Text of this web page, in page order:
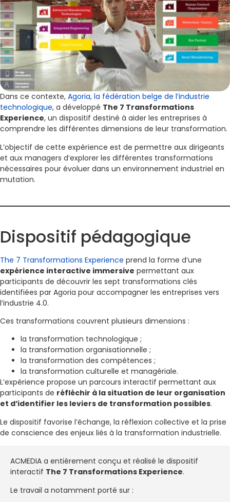
Dans ce contexte, Agoria, la fédération belge de l’industrie
technologique, a développé The 7 Transformations
Experience, un dispositif destiné à aider les entreprises à
comprendre les différentes dimensions de leur transformation.
L’objectif de cette expérience est de permettre aux dirigeants
et aux managers d’explorer les différentes transformations
nécessaires pour évoluer dans un environnement industriel en
mutation.
Dispositif pédagogique
The 7 Transformations Experience prend la forme d’une
expérience interactive immersive permettant aux
participants de découvrir les sept transformations clés
identifiées par Agoria pour accompagner les entreprises vers
l’industrie 4.0.
Ces transformations couvrent plusieurs dimensions :
la transformation technologique ;
la transformation organisationnelle ;
la transformation des compétences ;
la transformation culturelle et managériale.
L’expérience propose un parcours interactif permettant aux
participants de réfléchir à la situation de leur organisation
et d’identifier les leviers de transformation possibles.
Le dispositif favorise l’échange, la réflexion collective et la prise
de conscience des enjeux liés à la transformation industrielle.
ACMEDIA a entièrement conçu et réalisé le dispositif
interactif The 7 Transformations Experience.
Le travail a notamment porté sur :